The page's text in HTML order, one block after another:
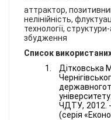
аттрактор,
нелінійність,
технології,
збудження
Список
Дітковська М
університету:
ЧДТУ, 2012.
(серія «